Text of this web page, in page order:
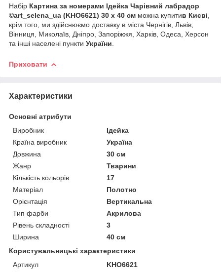
Набір Картина за номерами Ідейка Чарівний лабрадор
©art_selena_ua (KHO6621) 30 х 40 см можна купитив Києві
крім того, ми здійснюємо доставку в міста Чернігів, Львів,
Вінниця, Миколаїв, Дніпро, Запоріжжя, Харків, Одеса, Херсон
та інші населені пункти України
Приховати
Характеристики
Основні атрибути
Виробник
Ідейка
Країна виробник
Україна
Довжина
30 см
Жанр
Тварини
Кількість кольорів
17
Матеріал
Полотно
Орієнтація
Вертикальна
Тип фарби
Акрилова
Рівень складності
3
Ширина
40 см
Користувальницькі характеристики
Артикул
KHO6621